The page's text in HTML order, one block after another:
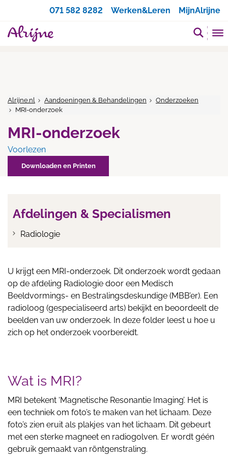
071 582 8282
Werken&Leren MijnAlrijne
Alrijne.nl Aandoeningen & Behandelingen
Onderzoeken
MRI-onderzoek
MRI-onderzoek
Voorlezen
Downloaden en Printen
Afdelingen & Specialismen
Radiologie
U krijgt een MRI-onderzoek. Dit onderzoek wordt gedaan
op de afdeling Radiologie door een Medisch
Beeldvormings- en Bestralingsdeskundige (MBB’er). Een
radioloog (gespecialiseerd arts) bekijkt en beoordeelt de
beelden van uw onderzoek. In deze folder leest u hoe u
zich op het onderzoek voorbereidt.
Wat is MRI?
MRI betekent ‘Magnetische Resonantie Imaging’. Het is
een techniek om foto’s te maken van het lichaam. Deze
foto’s zien eruit als plakjes van het lichaam. Dit gebeurt
met een sterke magneet en radiogolven. Er wordt géén
gebruik gemaakt van röntgenstraling.